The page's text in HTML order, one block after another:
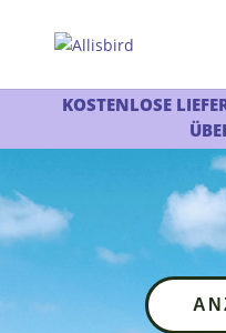
KOSTENLOSE